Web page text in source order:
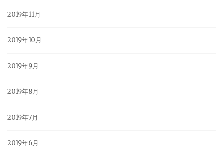
2019年11月
2019年10月
2019年9月
2019年8月
2019年7月
2019年6月